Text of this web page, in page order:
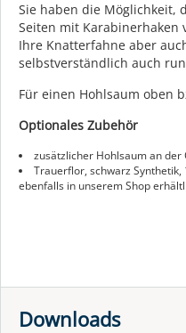
Sie haben die Möglichkeit,
Seiten mit Karabinerhaken
Ihre Knatterfahne aber
selbstverständlich auch
Für einen Hohlsaum oben
Optionales Zubehör
zusätzlicher Hohlsaum an
Trauerflor, schwarz Synthetik,
ebenfalls in unserem Shop
Downloads